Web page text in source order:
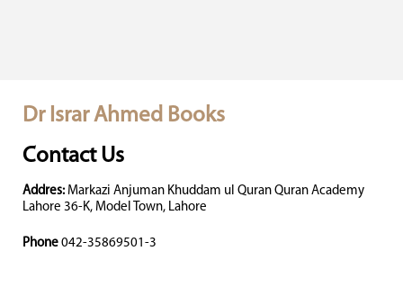
Dr Israr Ahmed Books
Contact Us
Addres: Markazi Anjuman Khuddam ul Quran Quran Academy
Lahore 36-K, Model Town, Lahore
Phone 042-35869501-3